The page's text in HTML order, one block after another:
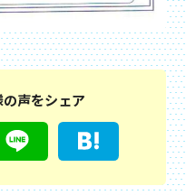
声をシェア